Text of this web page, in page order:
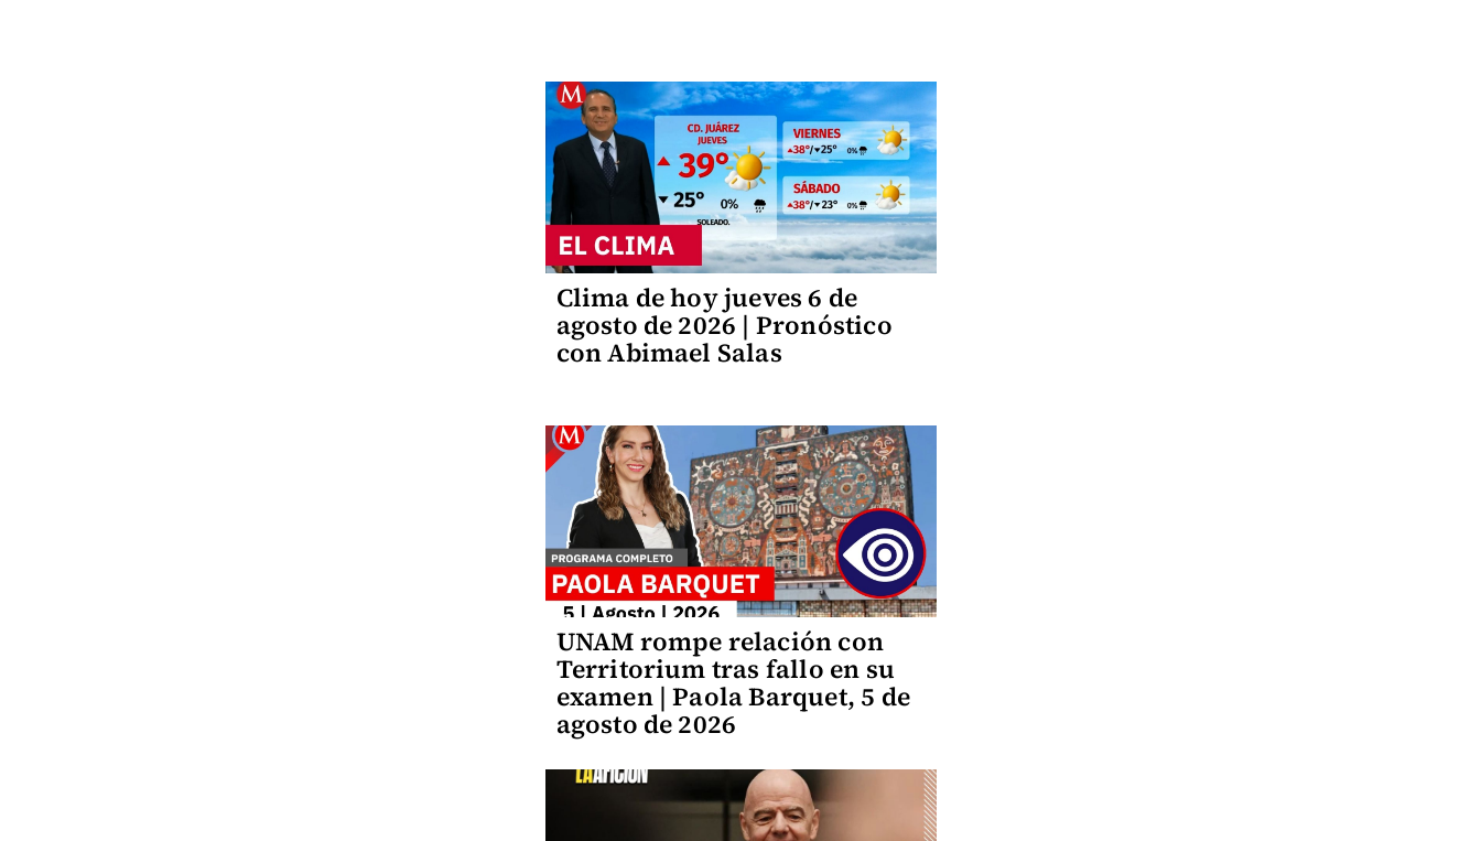
Clima de hoy jueves 6 de
agosto de 2026 | Pronóstico
con Abimael Salas
UNAM rompe relación con
Territorium tras fallo en su
examen | Paola Barquet, 5 de
agosto de 2026